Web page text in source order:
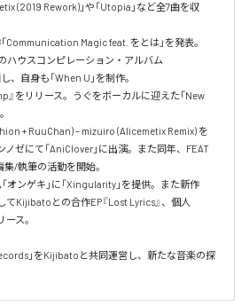
(2019 Rework)」や「Utopia」など全7曲を収
Communication Magic feat. をとは」を発表。
ハウスコンピレーション・アルバム
、自身も「When U」を制作。
』をリリース。うぐをボーカルに迎えた「New
+ RuuChan) – mizuiro (Alicemetix Remix) を
ゼにて「AniClover」に出演。また同年、FEAT
集/執筆の活動を開始。
オンゲキ」に「Xingularity」を提供。また新作
てKijibatoとの合作EP『Lost Lyrics』、個人
ース。
」をKijibatoと共同運営し、新たな音楽の探